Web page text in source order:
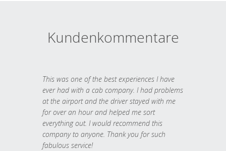
Kundenkommentare
This was one of the best experiences I have
ever had with a cab company. I had problems
at the airport and the driver stayed with me
for over an hour and helped me sort
everything out. I would recommend this
company to anyone. Thank you for such
fabulous service!